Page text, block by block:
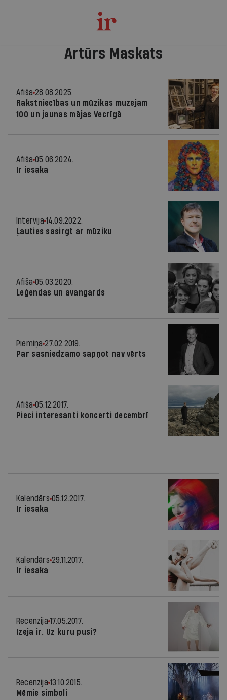
Artūrs Maskats
Afiša 28.08.2025.
Rakstniecības un mūzikas muzejam
100 un jaunas mājas Vecrīgā
Afiša 05.06.2024.
Ir iesaka
Intervija 14.09.2022.
Ļauties sasirgt ar mūziku
Afiša 05.03.2020.
Leģendas un avangards
Piemiņa 27.02.2019.
Par sasniedzamo sapņot nav vērts
Afiša 05.12.2017.
Pieci interesanti koncerti decembrī
Kalendārs 05.12.2017.
Ir iesaka
Kalendārs 29.11.2017.
Ir iesaka
Recenzija 17.05.2017.
Izeja ir. Uz kuru pusi?
Recenzija 13.10.2015.
Mēmie simboli